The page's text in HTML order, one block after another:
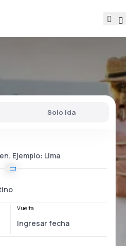
Solo ida
Vuelta